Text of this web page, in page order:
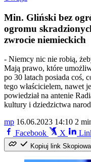
Min. Gliński bez
ogromu
zwrocie niemieckich
- Niemcy nic nie robią,
Mają prawo, które
po 30 latach posiada coś,
tego właścicielem, nawet
powiedział na antenie
kultury i dziedzictwa
mp 16.06.2023 14:10 2
Facebook
X
Kopiuj link